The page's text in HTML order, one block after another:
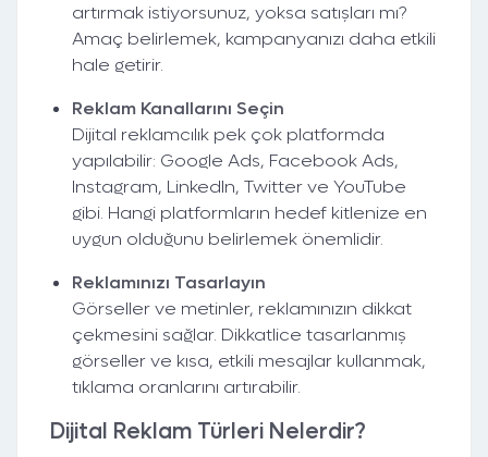
artırmak istiyorsunuz, yoksa satışları mı?
Amaç belirlemek, kampanyanızı daha etkili
hale getirir.
Reklam Kanallarını Seçin
Dijital reklamcılık pek çok platformda
yapılabilir: Google Ads, Facebook Ads,
Instagram, LinkedIn, Twitter ve YouTube
gibi. Hangi platformların hedef kitlenize en
uygun olduğunu belirlemek önemlidir.
Reklamınızı Tasarlayın
Görseller ve metinler, reklamınızın dikkat
çekmesini sağlar. Dikkatlice tasarlanmış
görseller ve kısa, etkili mesajlar kullanmak,
tıklama oranlarını artırabilir.
Dijital Reklam Türleri Nelerdir?